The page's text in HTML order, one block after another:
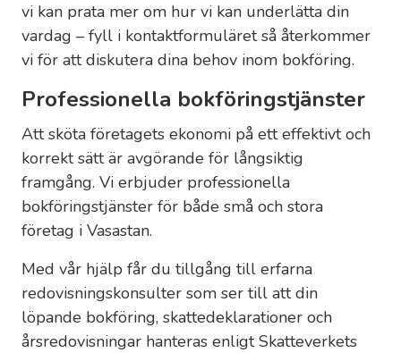
vi kan prata mer om hur vi kan underlätta din
vardag – fyll i kontaktformuläret så återkommer
vi för att diskutera dina behov inom bokföring.
Professionella bokföringstjänster
Att sköta företagets ekonomi på ett effektivt och
korrekt sätt är avgörande för långsiktig
framgång. Vi erbjuder professionella
bokföringstjänster för både små och stora
företag i Vasastan.
Med vår hjälp får du tillgång till erfarna
redovisningskonsulter som ser till att din
löpande bokföring, skattedeklarationer och
årsredovisningar hanteras enligt Skatteverkets